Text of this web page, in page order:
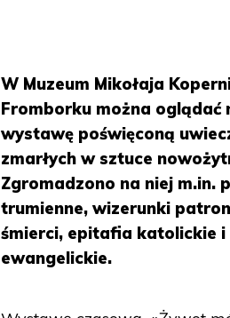
W Muzeum Mikołaja
Fromborku można oglądać
wystawę poświęconą
zmarłych w sztuce
Zgromadzono na niej m.in.
trumienne, wizerunki
śmierci, epitafia katolickie i
ewangelickie.